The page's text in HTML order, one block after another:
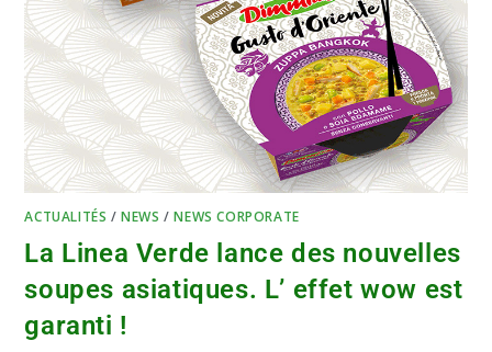
ACTUALITÉS /NEWS /NEWS CORPORATE
La Linea Verde lance des nouvelles
soupes asiatiques. L’ effet wow est
garanti !